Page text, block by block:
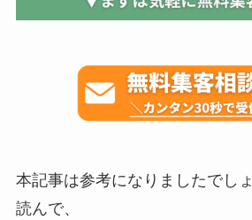
本記事は参考になりましたでし
読んで、